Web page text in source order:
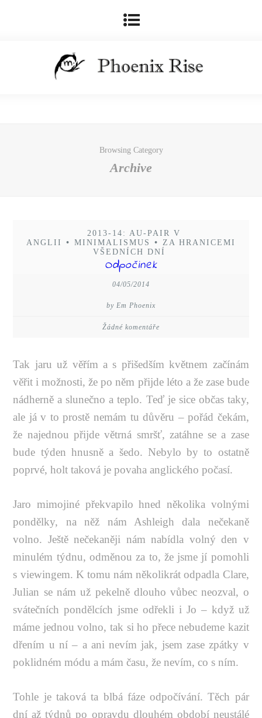
Browsing Category
Archive
2013-14: AU-PAIR V
ANGLII
• MINIMALISMUS • ZA HRANICEMI
VŠEDNÍCH DNÍ
Odpočinek
04/05/2014
by Em Phoenix
Žádné komentáře
Tak jaru už věřím a s přišedším květnem začínám
věřit i možnosti, že po něm přijde léto a že zase bude
nádherně a slunečno a teplo. Teď je sice občas taky,
ale já v to prostě nemám tu důvěru – pořád čekám,
že najednou přijde větrná smršť, zatáhne se a zase
bude týden hnusně a šedo. Nebylo by to ostatně
poprvé, holt taková je povaha anglického počasí.
Jaro mimojiné překvapilo hned několika volnými
pondělky, na něž nám Ashleigh dala nečekaně
volno. Ještě nečekaněji nám nabídla volný den v
minulém týdnu, odměnou za to, že jsme jí pomohli
s viewingem. K tomu nám několikrát odpadla Clare,
Julian se nám už pekelně dlouho vůbec neozval, o
svátečních pondělcích jsme odřekli i Jo – když už
máme jednou volno, tak si ho přece nebudeme kazit
dřením u ní – a ani nevím jak, jsem zase zpátky v
poklidném módu a mám času, že nevím, co s ním.
Tohle je taková ta blbá fáze odpočívání. Těch pár
dní až týdnů po opravdu dlouhém období neustálé